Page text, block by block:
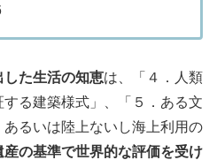
した生活の知恵は、「４．人類
る建築様式」、「５．ある文
るいは陸上ないし海上利用の
産の基準で世界的な評価を受け